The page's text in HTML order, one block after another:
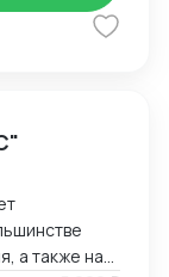
сделок
а также на